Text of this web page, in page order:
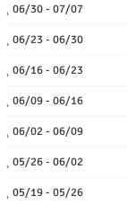
06/30 - 07/07
06/23 - 06/30
06/16 - 06/23
06/09 - 06/16
06/02 - 06/09
05/26 - 06/02
05/19 - 05/26